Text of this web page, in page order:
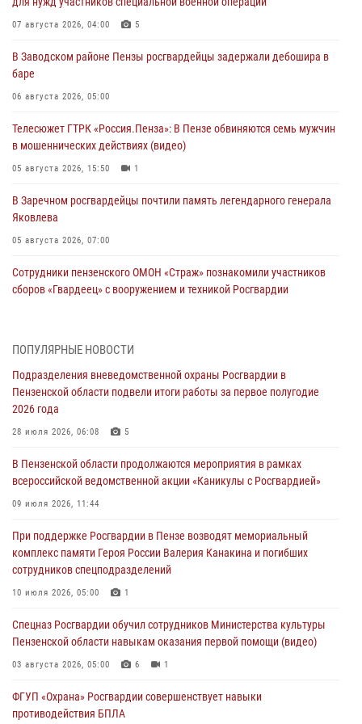
07 августа 2026, 04:00 5
В Заводском районе Пензы росгвардейцы задержали дебошира в
баре
06 августа 2026, 05:00
Телесюжет ГТРК «Россия.Пенза»: В Пензе обвиняются семь мужчин
в мошеннических действиях (видео)
05 августа 2026, 15:50 1
В Заречном росгвардейцы почтили память легендарного генерала
Яковлева
05 августа 2026, 07:00
Сотрудники пензенского ОМОН «Страж» познакомили участников
сборов «Гвардеец» с вооружением и техникой Росгвардии
В Пензе сотрудники Росгвардии оказали помощь
05 августа 2026, 04:00
В Пензе при силовой поддержке Росгвардии пресечена
деятельность ОПГ, маскировавшейся под реабилитационный центр
4
В Управлении Росгвардии по Пензенской области подвели итоги
04 августа 2026, 06:08
Росгвардия обеспечила безопасность праздничных мероприятий в
День ВДВ в Пензе
ПОПУЛЯРНЫЕ НОВОСТИ
Подразделения вневедомственной охраны Росгвардии в
Пензенской области подвели итоги работы за первое полугодие
2026 года
28 июля 2026, 06:08 5
В Пензенской области продолжаются мероприятия в рамках
всероссийской ведомственной акции «Каникулы с Росгвардией»
09 июля 2026, 11:44
При поддержке Росгвардии в Пензе возводят мемориальный
комплекс памяти Героя России Валерия Канакина и погибших
сотрудников спецподразделений
10 июля 2026, 05:00 1
Спецназ Росгвардии обучил сотрудников Министерства культуры
Пензенской области навыкам оказания первой помощи (видео)
03 августа 2026, 05:00 6 1
ФГУП «Охрана» Росгвардии совершенствует навыки
противодействия БПЛА